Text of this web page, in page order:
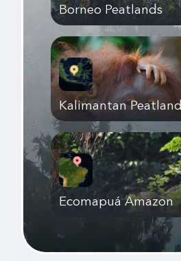
Borneo Peatlands
Kalimantan
Ecomapuá Amazon